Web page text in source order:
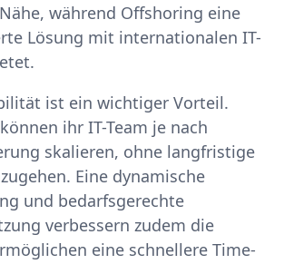
während Offshoring eine
Lösung mit internationalen IT-
ist ein wichtiger Vorteil.
ihr IT-Team je nach
skalieren, ohne langfristige
Eine dynamische
und bedarfsgerechte
verbessern zudem die
eine schnellere Time-